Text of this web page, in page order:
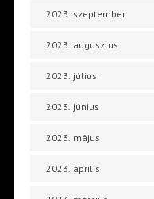
2023. szeptember
2023. augusztus
2023. július
2023. június
2023. május
2023. április